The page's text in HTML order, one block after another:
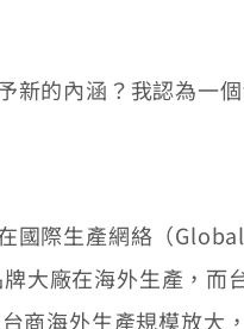
的內涵？我認為一
國際生產網絡（
大廠在海外生產，而
商海外生產規模放大